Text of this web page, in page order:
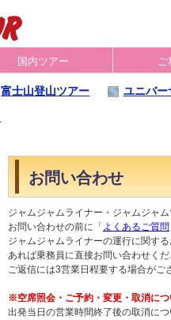
国内ツアー ご
富士山登山ツアー ユニバー
お問い合わせ
ジャムジャムライナー・ジャムジャ
お問い合わせの前に「 よくあるご質問
ジャムジャムライナーの運行に関す
あれば乗務員に直接お問い合わせくだ
ご返信には3営業日程要する場合がご
※空席照会・ご予約・変更・取消につ
出発当日の営業時間終了後の取消に